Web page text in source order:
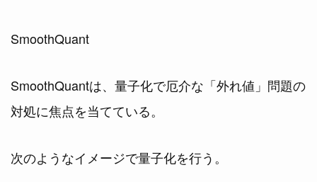
SmoothQuant
SmoothQuantは、量子化で厄介な「外れ値」問題の
対処に焦点を当てている。
次のようなイメージで量子化を行う。